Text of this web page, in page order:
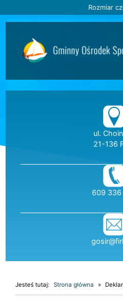
Przejdź do głównej treści
Rozmiar
«
ul.
21-136
telefon:
609 336
Jesteś tutaj: Strona główna